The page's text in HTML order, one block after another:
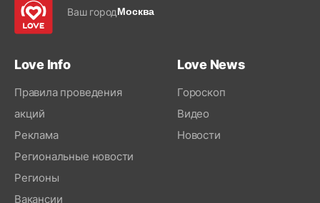
Ваш городМосква
Love Info
Правила проведения
акций
Реклама
Региональные новости
Регионы
Вакансии
Love News
Гороскоп
Видео
Новости